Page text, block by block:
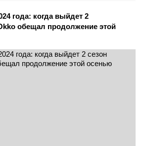
года: когда выйдет 2
обещал продолжение этой